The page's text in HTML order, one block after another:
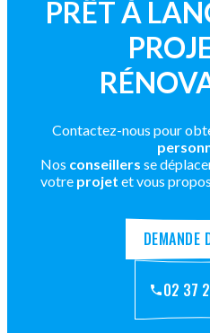
PRÊT À
Contactez-nous pour
Nos conseillers se
votre projet et vous
DEMANDE
02 37